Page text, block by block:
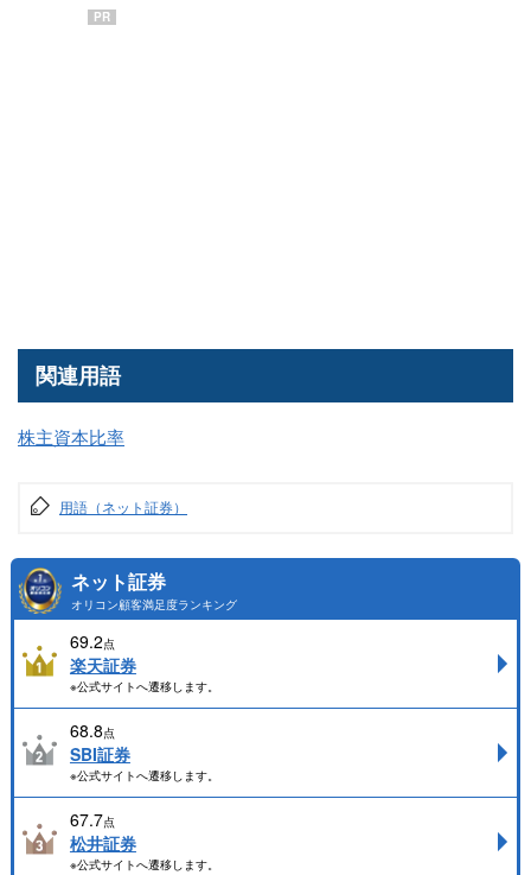
PR
関連用語
株主資本比率
用語（ネット証券）
ネット証券
オリコン顧客満足度ランキング
69.2点
楽天証券
※公式サイトへ遷移します。
68.8点
SBI証券
※公式サイトへ遷移します。
67.7点
松井証券
※公式サイトへ遷移します。